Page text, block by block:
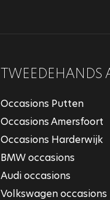
TWEEDEHANDS
Occasions Putten
Occasions Amersfoort
Occasions Harderwijk
BMW occasions
Audi occasions
Volkswagen occasions